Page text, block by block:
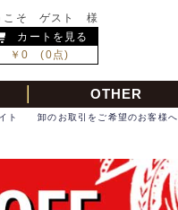
こそ ゲスト 様
カートを見る
￥0 (0点)
OTHER
卸のお取引をご希望のお客様へ
ト